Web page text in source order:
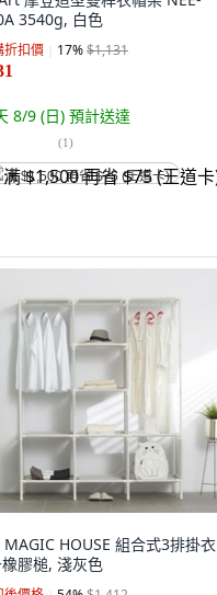
3540g, 白色
折扣價 17%$1,131
8/9 (日) 預計送達
(1)
满 $1,500 再省 $75 (王道卡)
MAGIC HOUSE 組合式3排掛衣
膠槌, 淺灰色